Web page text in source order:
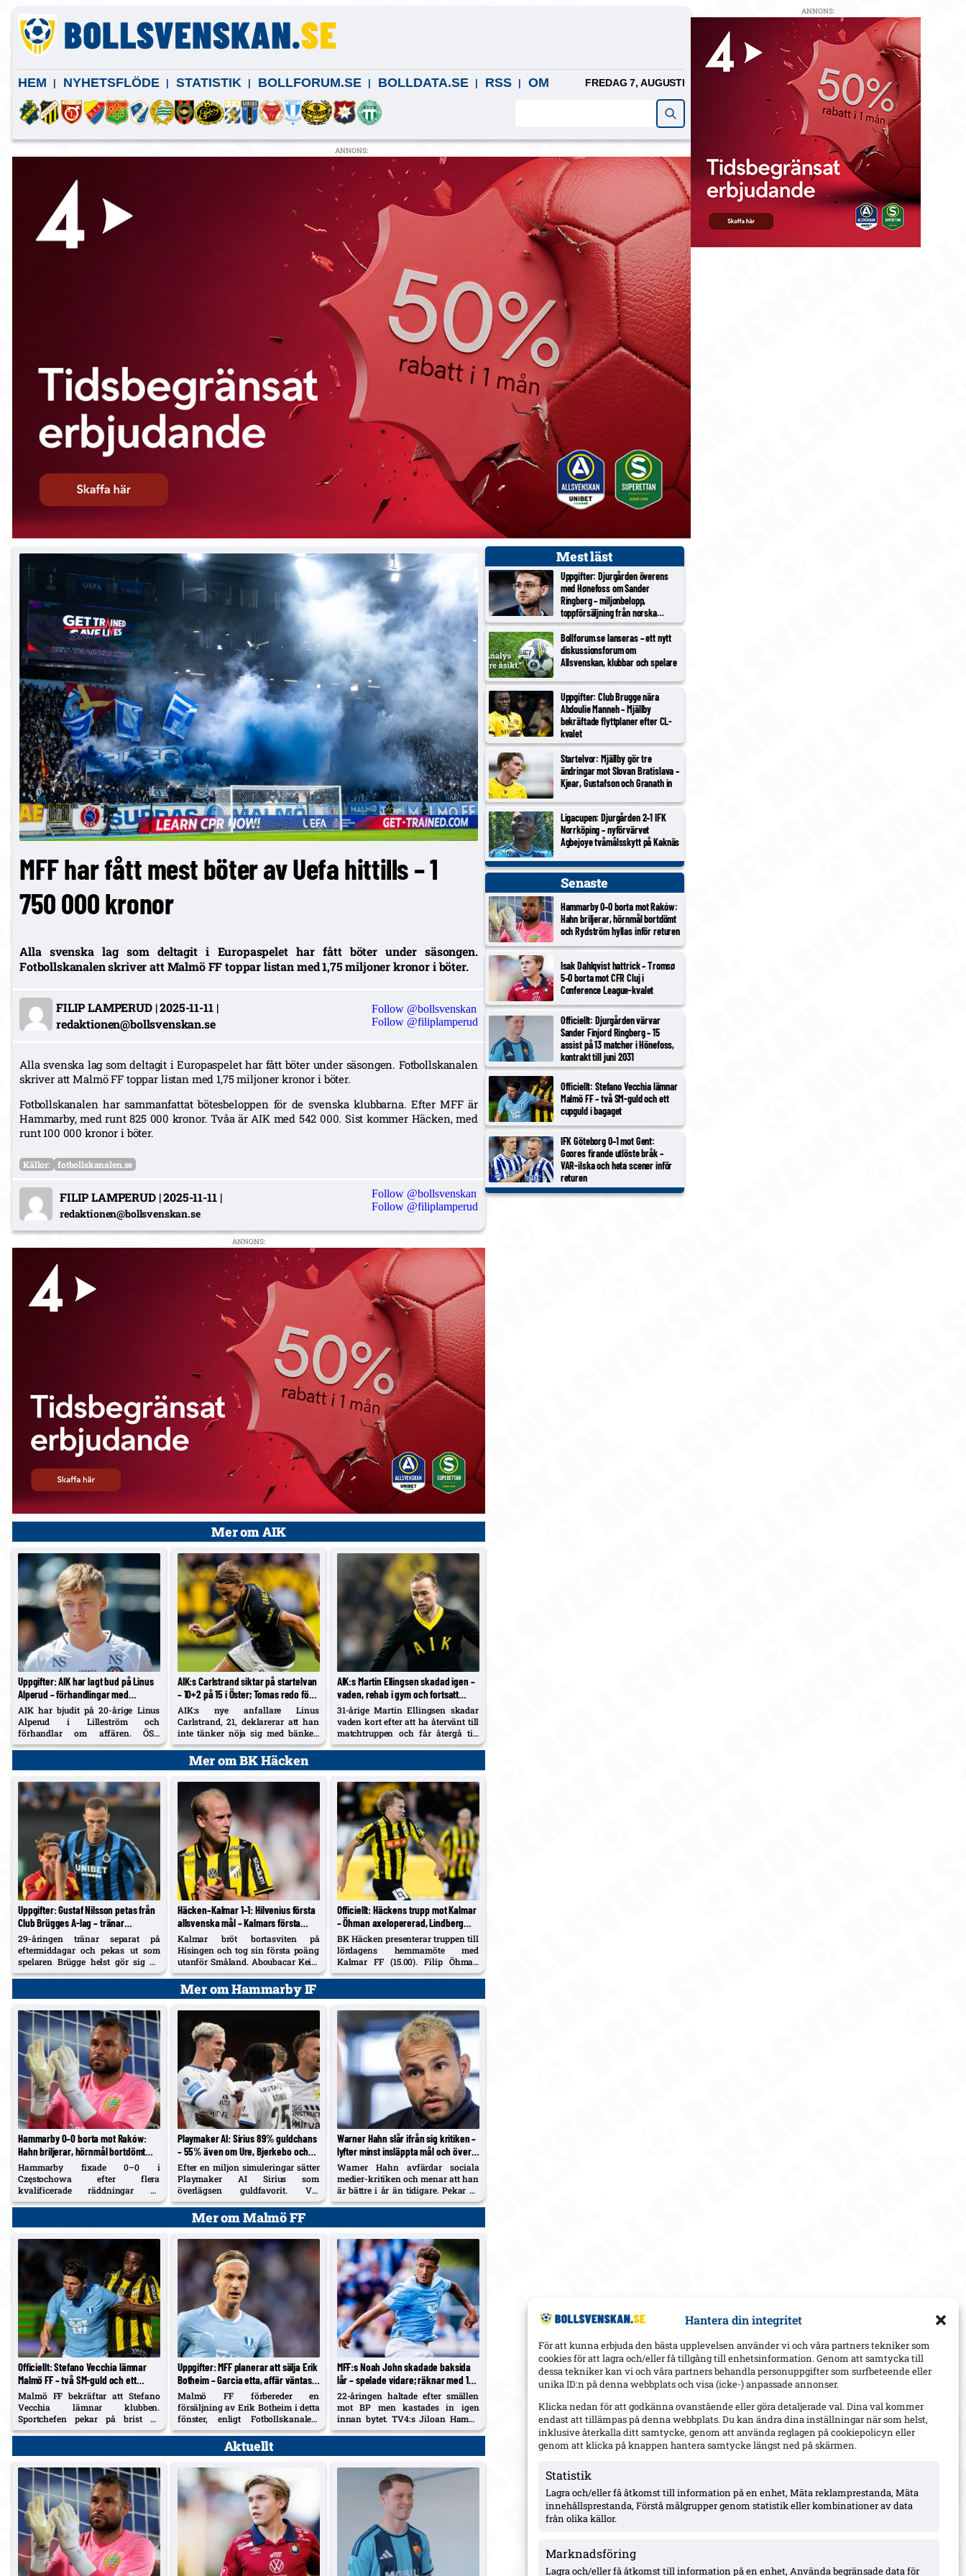
Hantera din integritet
För att kunna erbjuda den bästa upplevelsen använder vi och våra partners tekniker som
cookies för att lagra och/eller få tillgång till enhetsinformation. Genom att samtycka till
dessa tekniker kan vi och våra partners behandla personuppgifter som surfbeteende eller
unika ID:n på denna webbplats och visa (icke-) anpassade annonser.
Klicka nedan för att godkänna ovanstående eller göra detaljerade val. Dina val kommer
endast att tillämpas på denna webbplats. Du kan ändra dina inställningar när som helst,
inklusive återkalla ditt samtycke, genom att använda reglagen på cookiepolicyn eller
genom att klicka på knappen hantera samtycke längst ned på skärmen.
Statistik
Lagra och/eller få åtkomst till information på en enhet, Mäta reklamprestanda, Mäta
innehållsprestanda, Förstå målgrupper genom statistik eller kombinationer av data
från olika källor.
Marknadsföring
Lagra och/eller få åtkomst till information på en enhet, Använda begränsade data för
HEM NYHETSFLÖDE STATISTIK BOLLFORUM.SE BOLLDATA.SE RSS OM FREDAG 7, AUGUSTI
ANNONS:
MFF har fått mest böter av Uefa hittills – 1
750 000 kronor
Alla svenska lag som deltagit i Europaspelet har fått böter under säsongen.
Fotbollskanalen skriver att Malmö FF toppar listan med 1,75 miljoner kronor i böter.
FILIP LAMPERUD|2025-11-11|
redaktionen@bollsvenskan.se
Follow @bollsvenskan
Follow @filiplamperud
Alla svenska lag som deltagit i Europaspelet har fått böter under säsongen. Fotbollskanalen
skriver att Malmö FF toppar listan med 1,75 miljoner kronor i böter.
Fotbollskanalen har sammanfattat bötesbeloppen för de svenska klubbarna. Efter MFF är
Hammarby, med runt 825 000 kronor. Tvåa är AIK med 542 000. Sist kommer Häcken, med
runt 100 000 kronor i böter.
Källor: fotbollskanalen.se
FILIP LAMPERUD|2025-11-11|
redaktionen@bollsvenskan.se
Follow @bollsvenskan
Follow @filiplamperud
ANNONS:
Mer om AIK
Uppgifter: AIK har lagt bud på Linus
Alperud – förhandlingar med
Lilleström; ÖSK har 20 %
vidareförsäljning
AIK har bjudit på 20-årige Linus
Alperud i Lilleström och
förhandlar om affären. ÖSK
säkrade 20 % vidareförsäljning vid
AIK:s Carlstrand siktar på startelvan
– 10+2 på 15 i Öster; Tomas redo för
lördag
AIK:s nye anfallare Linus
Carlstrand, 21, deklarerar att han
inte tänker nöja sig med bänken
efter debuten mot Örgryte.
Samtidigt säger 29-årige
mittbacken Diogo Tomas att han är
AIK:s Martin Ellingsen skadad igen –
vaden, rehab i gym och fortsatt
väntan på allsvensk debut
31-årige Martin Ellingsen skadar
vaden kort efter att ha återvänt till
matchtruppen och får återgå till
gym-rehab. Han har ännu inte
också utreds...
Mer om BK Häcken
Uppgifter: Gustaf Nilsson petas från
Club Brügges A-lag – tränar
individuellt, ej med på läger
29-åringen tränar separat på
eftermiddagar och pekas ut som
spelaren Brügge helst gör sig av
med. Sex inhopp 2026, max nio
Häcken–Kalmar 1–1: Hilvenius första
allsvenska mål – Kalmars första
bortapoäng för säsongen
Kalmar bröt bortasviten på
Hisingen och tog sin första poäng
utanför Småland. Aboubacar Keita
nätade igen, 18-årige Harry
Hilvenius kvitterade med sitt första
allsvenska mål. Häcken är fortsatt
Officiellt: Häckens trupp mot Kalmar
– Öhman axelopererad, Lindberg
avstängd, Berisha i individuell
träning
BK Häcken presenterar truppen till
lördagens hemmamöte med
Kalmar FF (15.00). Filip Öhman
borta i månader efter
hyllas efter hemmadebuten mot
AIK.
Mer om Hammarby IF
Hammarby 0–0 borta mot Raków:
Hahn briljerar, hörnmål bortdömt
och Rydström hyllas inför returen
Hammarby fixade 0–0 i
Częstochowa efter flera
kvalificerade räddningar av
Warner Hahn och ett bortdömt
som falsk nia – och får beröm av
spelarna. Returen spelas...
Playmaker AI: Sirius 89% guldchans
– 55% även om Ure, Bjerkebo och
Soumah säljs; Hammarby 38,5%
Efter en miljon simuleringar sätter
Playmaker AI Sirius som
överlägsen guldfavorit. Vid
hypotetiska sommarförsäljningar
av Ure, Bjerkebo och Soumah
sjunker vinstsannolikheten till 55
Warner Hahn slår ifrån sig kritiken –
lyfter minst insläppta mål och över
30 hållna nollor i Hammarby
Warner Hahn avfärdar sociala
medier-kritiken och menar att han
är bättre i år än tidigare. Pekar på
att Hammarby släppt in minst mål
Mer om Malmö FF
Officiellt: Stefano Vecchia lämnar
Malmö FF – två SM-guld och ett
cupguld i bagaget
Malmö FF bekräftar att Stefano
Vecchia lämnar klubben.
Sportchefen pekar på brist på
speltid och föryngringsprocessen
Uppgifter: MFF planerar att sälja Erik
Botheim – Garcia etta, affär väntas
före fönsterstängning
Malmö FF förbereder en
försäljning av Erik Botheim i detta
fönster, enligt Fotbollskanalen.
Diego Garcia pekas ut som
förstaval på topp efter
junivärvningen.
MFF:s Noah John skadade baksida
lår – spelade vidare; räknar med 1–2
veckor borta
22-åringen haltade efter smällen
mot BP men kastades in igen
innan bytet. TV4:s Jiloan Hamad
kallade beslutet ”konstigt”, medan
Aktuellt
Mest läst
Uppgifter: Djurgården överens
med Hønefoss om Sander
Ringberg – miljonbelopp,
toppförsäljning från norska
tredjeligan
Bollforum.se lanseras – ett nytt
diskussionsforum om
Allsvenskan, klubbar och spelare
Uppgifter: Club Brugge nära
Abdoulie Manneh – Mjällby
bekräftade flyttplaner efter CL-
kvalet
Startelvor: Mjällby gör tre
ändringar mot Slovan Bratislava –
Kjear, Gustafson och Granath in
Ligacupen: Djurgården 2–1 IFK
Norrköping – nyförvärvet
Agbejoye tvåmålsskytt på Kaknäs
Senaste
Hammarby 0–0 borta mot Raków:
Hahn briljerar, hörnmål bortdömt
och Rydström hyllas inför returen
Isak Dahlqvist hattrick – Tromsø
5–0 borta mot CFR Cluj i
Conference League-kvalet
Officiellt: Djurgården värvar
Sander Finjord Ringberg – 15
assist på 13 matcher i Hönefoss,
kontrakt till juni 2031
Officiellt: Stefano Vecchia lämnar
Malmö FF – två SM-guld och ett
cupguld i bagaget
IFK Göteborg 0–1 mot Gent:
Goores firande utlöste bråk –
VAR-ilska och heta scener inför
returen
ANNONS: